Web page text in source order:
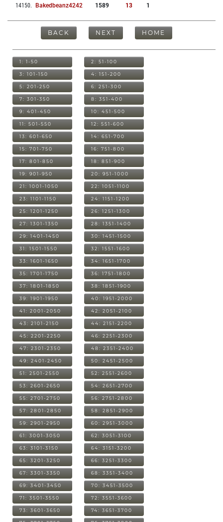
14150. Bakedbeanz4242 1589 13 1
BACK NEXT HOME
1: 1-50 2: 51-100
3: 101-150 4: 151-200
5: 201-250 6: 251-300
7: 301-350 8: 351-400
9: 401-450 10: 451-500
11: 501-550 12: 551-600
13: 601-650 14: 651-700
15: 701-750 16: 751-800
17: 801-850 18: 851-900
19: 901-950 20: 951-1000
21: 1001-1050 22: 1051-1100
23: 1101-1150 24: 1151-1200
25: 1201-1250 26: 1251-1300
27: 1301-1350 28: 1351-1400
29: 1401-1450 30: 1451-1500
31: 1501-1550 32: 1551-1600
33: 1601-1650 34: 1651-1700
35: 1701-1750 36: 1751-1800
37: 1801-1850 38: 1851-1900
39: 1901-1950 40: 1951-2000
41: 2001-2050 42: 2051-2100
43: 2101-2150 44: 2151-2200
45: 2201-2250 46: 2251-2300
47: 2301-2350 48: 2351-2400
49: 2401-2450 50: 2451-2500
51: 2501-2550 52: 2551-2600
53: 2601-2650 54: 2651-2700
55: 2701-2750 56: 2751-2800
57: 2801-2850 58: 2851-2900
59: 2901-2950 60: 2951-3000
61: 3001-3050 62: 3051-3100
63: 3101-3150 64: 3151-3200
65: 3201-3250 66: 3251-3300
67: 3301-3350 68: 3351-3400
69: 3401-3450 70: 3451-3500
71: 3501-3550 72: 3551-3600
73: 3601-3650 74: 3651-3700